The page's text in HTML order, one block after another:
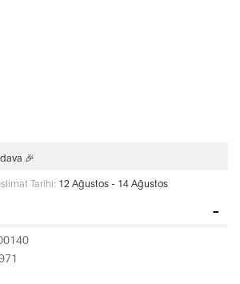
🎉
Tarihi: 12 Ağustos - 14 Ağustos